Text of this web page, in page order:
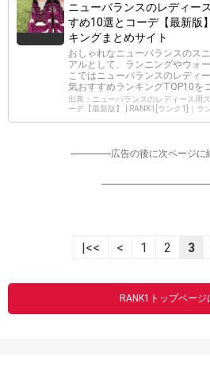
ニューバランスのレディー
すめ10選とコーデ【最新版
キングまとめサイト
おしゃれなニューバランスのス
アルとして、ランニングやウォ
こではニューバランスのレディ
気おすすめランキングTOP10を
出典：ニューバランスのレディース用
ーデ【最新版】 | RANK1[ランク1]｜ラ
-----------------広告の後に次ページに
|<< < 1 2 3
RANK1トップページ